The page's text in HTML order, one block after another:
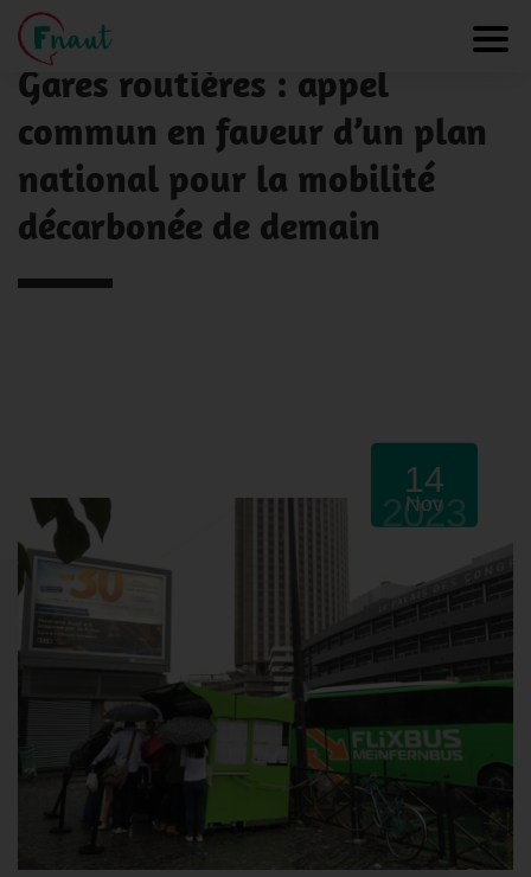
Panneau de gestion des cookies
NOS ACTUALITÉS
Gares routières : appel
commun en faveur d’un plan
national pour la mobilité
décarbonée de demain
14
Nov
2023